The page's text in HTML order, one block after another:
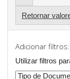
Retornar
Adicionar filtros:
Utilizar filtros